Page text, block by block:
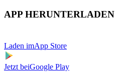
APP HERUNTERLADEN
Laden imApp Store
Jetzt beiGoogle Play